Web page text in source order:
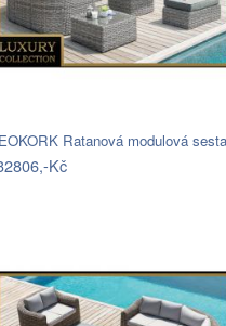
Ratanová modulová
Kč